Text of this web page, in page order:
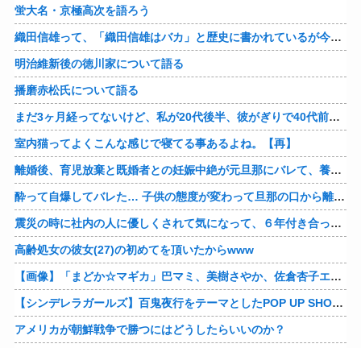
蛍大名・京極高次を語ろう
織田信雄って、「織田信雄はバカ」と歴史に書かれているが今まで家が残っているんでバカではないよな？
明治維新後の徳川家について語る
播磨赤松氏について語る
まだ3ヶ月経ってないけど、私が20代後半、彼がぎりで40代前半でＷ不倫中。計画している彼との二泊三日の旅行、早く行けるといいな♪
室内猫ってよくこんな感じで寝てる事あるよね。【再】
離婚後、育児放棄と既婚者との妊娠中絶が元旦那にバレて、養育費の支払いが止まった… 私が正社員で働くまで止めると言われてるけど、女として生きたいの。
酔って自爆してバレた… 子供の態度が変わって旦那の口から離婚って言葉が出て、急速に現実に引き戻されたっていうか、あー私本当にしちゃいけないことしてたんだなと思い知った。
震災の時に社内の人に優しくされて気になって、６年付き合った彼に別れを告げました。その時新たな好きな人に夢中で元彼はどうでもよく思えました。今ははっきり言って後悔してます…
高齢処女の彼女(27)の初めてを頂いたからwww
【画像】「まどか☆マギカ」巴マミ、美樹さやか、佐倉杏子エロすぎ放課後えんこーハメ撮りどぴゅどぴゅエチエチが最高すぎる❣
【シンデレラガールズ】百鬼夜行をテーマとしたPOP UP SHOPが東京・大阪にて開催
アメリカが朝鮮戦争で勝つにはどうしたらいいのか？